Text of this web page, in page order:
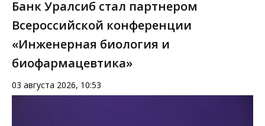
Банк Уралсиб стал партнером
Всероссийской конференции
«Инженерная биология и
биофармацевтика»
03 августа 2026, 10:53